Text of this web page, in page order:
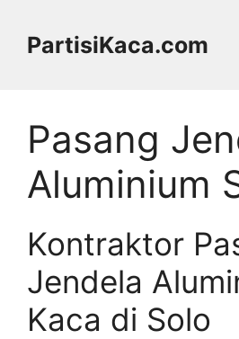
contentPartisiKaca.com
Pasang
Aluminium
Kontraktor
Jendela
Kaca di Solo